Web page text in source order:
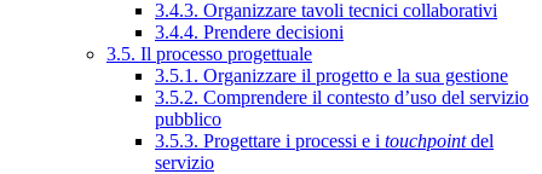
3.4.3. Organizzare tavoli tecnici collaborativi
3.4.4. Prendere decisioni
3.5. Il processo progettuale
3.5.1. Organizzare il progetto e la sua gestione
3.5.2. Comprendere il contesto d’uso del servizio
pubblico
3.5.3. Progettare i processi e i touchpointdel
servizio